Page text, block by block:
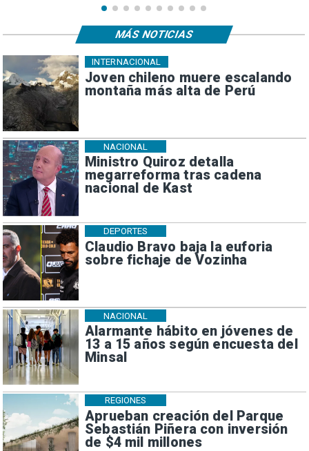
Joven chileno muere escalando
montaña más alta de Perú
INTERNACIONAL
Ministro Quiroz detalla
megarreforma tras cadena
nacional de Kast
NACIONAL
Claudio Bravo baja la euforia
sobre fichaje de Vozinha
DEPORTES
Alarmante hábito en jóvenes de
13 a 15 años según encuesta del
Minsal
NACIONAL
Aprueban creación del Parque
Sebastián Piñera con inversión
de $4 mil millones
REGIONES
MÁS NOTICIAS